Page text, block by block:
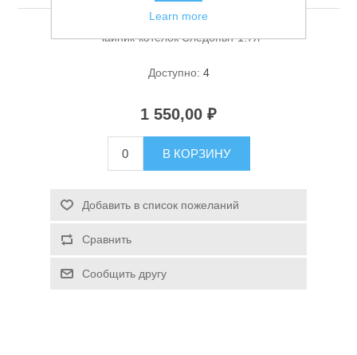
Спасательные средства
Чайник-котелок Следопыт 1.7л
Доступно: 4
1 550,00 ₽
В КОРЗИНУ
Добавить в список пожеланий
Сравнить
Сообщить другу
Learn more